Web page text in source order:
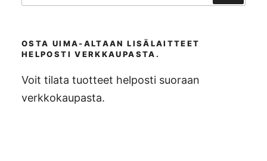
OSTA UIMA-ALTAAN LISÄLAITTEET
HELPOSTI VERKKAUPASTA.
Voit tilata tuotteet helposti suoraan
verkkokaupasta.